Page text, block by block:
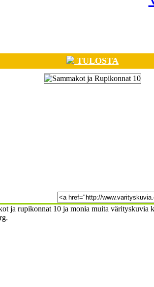
TULOSTA
ja rupikonnat 10 ja monia muita värityskuvia